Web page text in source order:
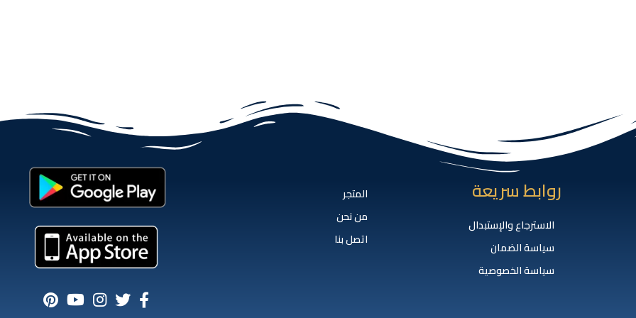
روابط سريعة
الاسترجاع والإستبدال
سياسة الضمان
سياسة الخصوصية
المتجر
من نحن
اتصل بنا